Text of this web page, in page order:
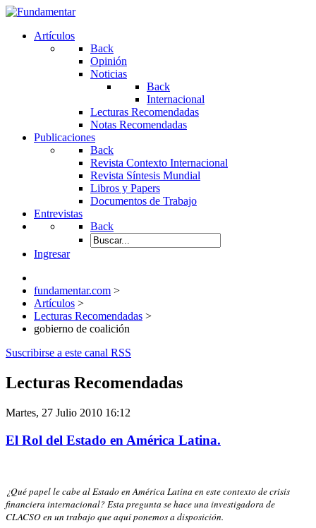
Artículos
Back
Opinión
Noticias
Back
Internacional
Lecturas Recomendadas
Notas Recomendadas
Publicaciones
Back
Revista Contexto Internacional
Revista Síntesis Mundial
Libros y Papers
Documentos de Trabajo
Entrevistas
Back
Ingresar
fundamentar.com >
Artículos >
Lecturas Recomendadas >
gobierno de coalición
Suscribirse a este canal RSS
Lecturas Recomendadas
Martes, 27 Julio 2010 16:12
El Rol del Estado en América Latina.
¿Qué papel le cabe al Estado en América Latina en este contexto de crisis
financiera internacional? Esta pregunta se hace una investigadora de
CLACSO en un trabajo que aquí ponemos a disposición.